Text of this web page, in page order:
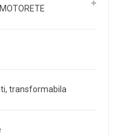
transformabila